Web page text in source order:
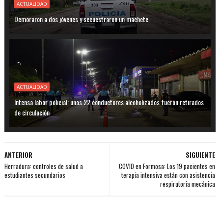
ACTUALIDAD
Demoraron a dos jóvenes y secuestraron un machete
ACTUALIDAD
Intensa labor policial: unos 22 conductores alcoholizados fueron retirados
de circulación
SIGUIENTE
COVID en Formosa: Los 19 pacientes en
terapia intensiva están con asistencia
respiratoria mecánica
ANTERIOR
Herradura: controles de salud a
estudiantes secundarios